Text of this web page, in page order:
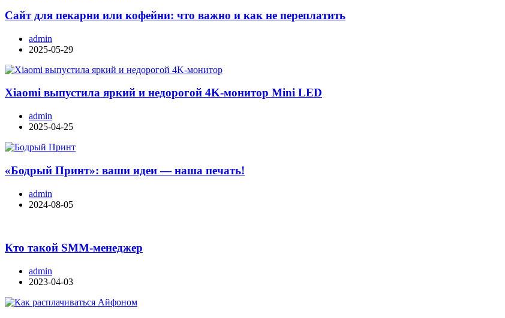
Сайт для пекарни или кофейни: что важно и как не переплатить
admin
2025-05-29
Xiaomi выпустила яркий и недорогой 4K-монитор Mini LED
admin
2025-04-25
«Бодрый Принт»: ваши идеи — наша печать!
admin
2024-08-05
Кто такой SMM-менеджер
admin
2023-04-03